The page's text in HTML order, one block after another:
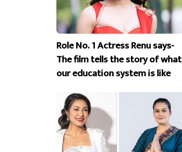
Role No. 1 Actress Renu says-
The film tells the story of what
our education system is like